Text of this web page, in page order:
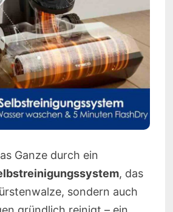
Ganze durch ein
, das
sondern auch